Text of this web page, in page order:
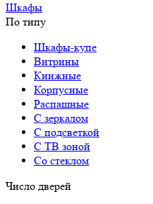
Шкафы
По типу
Шкафы-купе
Витрины
Книжные
Корпусные
Распашные
С зеркалом
С подсветкой
С ТВ зоной
Со стеклом
Число дверей